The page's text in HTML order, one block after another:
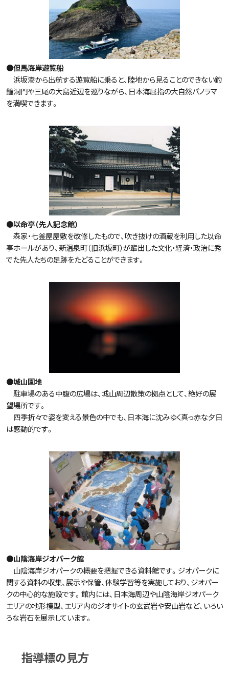
●但馬海岸遊覧船
浜坂港から出航する遊覧船に乗ると、陸地から見ることのできない釣
鐘洞門や三尾の大島近辺を巡りながら、日本海屈指の大自然パノラマ
を満喫できます。
●以命亭（先人記念館）
森家・七釜屋屋敷を改修したもので、吹き抜けの酒蔵を利用した以命
亭ホールがあり、新温泉町（旧浜坂町）が輩出した文化・経済・政治に秀
でた先人たちの足跡をたどることができます。
●城山園地
駐車場のある中腹の広場は、城山周辺散策の拠点として、絶好の展
望場所です。
四季折々で姿を変える景色の中でも、日本海に沈みゆく真っ赤な夕日
は感動的です。
●山陰海岸ジオパーク館
山陰海岸ジオパークの概要を把握できる資料館です。ジオパークに
関する資料の収集、展示や保管、体験学習等を実施しており、ジオパー
クの中心的な施設です。館内には、日本海周辺や山陰海岸ジオパーク
エリアの地形模型、エリア内のジオサイトの玄武岩や安山岩など、いろい
ろな岩石を展示しています。
指導標の見方